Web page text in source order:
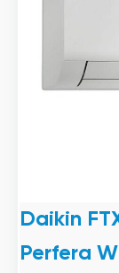
Daikin
Perfera